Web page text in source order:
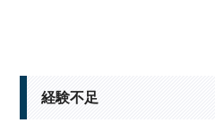
経験不足